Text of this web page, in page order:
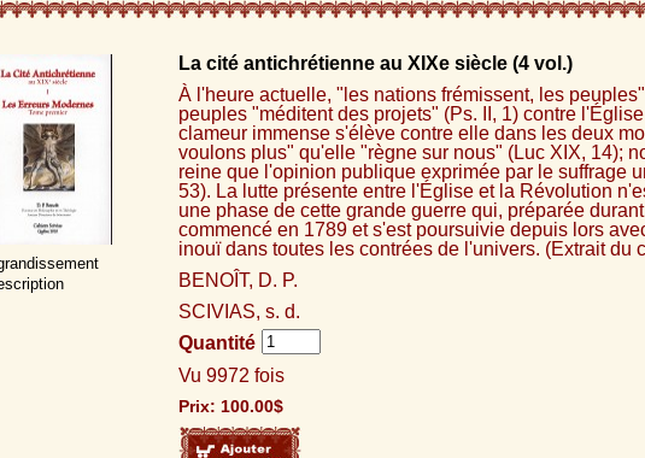
La cité antichrétienne au XIXe siècle (4 vol.)
À l'heure actuelle, "les nations frémissent, les
peuples "méditent des projets" (Ps. II, 1) contre
clameur immense s'élève contre elle dans les deux
voulons plus" qu'elle "règne sur nous" (Luc XIX, 14);
reine que l'opinion publique exprimée par le suffrage
53). La lutte présente entre l'Église et la Révolution
une phase de cette grande guerre qui, préparée
commencé en 1789 et s'est poursuivie depuis lors
inouï dans toutes les contrées de l'univers. (Extrait du
BENOÎT, D. P.
SCIVIAS, s. d.
Quantité
Vu 9972 fois
Prix: 100.00$